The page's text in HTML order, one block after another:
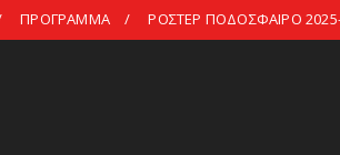
ΠΡΟΓΡΑΜΜΑ ΡΟΣΤΕΡ ΠΟΔΟΣΦΑΙΡΟ